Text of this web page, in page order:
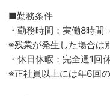
■勤務条件
・勤務時間：実働8時間
※残業が発生した場合は
・休日休暇：完全週1回
※正社員以上には年6回